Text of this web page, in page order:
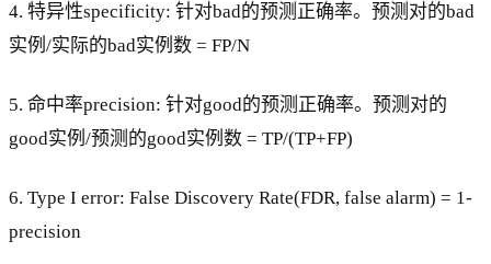
4. 特异性specificity: 针对bad的预测正确率。预测对的bad
实例/实际的bad实例数 = FP/N
5. 命中率precision: 针对good的预测正确率。预测对的
good实例/预测的good实例数 = TP/(TP+FP)
6. Type I error: False Discovery Rate(FDR, false alarm) = 1-
precision